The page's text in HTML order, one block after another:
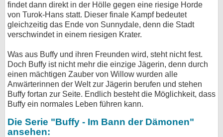
findet dann direkt in der Hölle gegen eine riesige Horde
von Turok-Hans statt. Dieser finale Kampf bedeutet
gleichzeitig das Ende von Sunnydale, denn die Stadt
verschwindet in einem riesigen Krater.
Was aus Buffy und ihren Freunden wird, steht nicht fest.
Doch Buffy ist nicht mehr die einzige Jägerin, denn durch
einen mächtigen Zauber von Willow wurden alle
Anwärterinnen der Welt zur Jägerin berufen und stehen
Buffy fortan zur Seite. Endlich besteht die Möglichkeit, dass
Buffy ein normales Leben führen kann.
Die Serie "Buffy - Im Bann der Dämonen"
ansehen: